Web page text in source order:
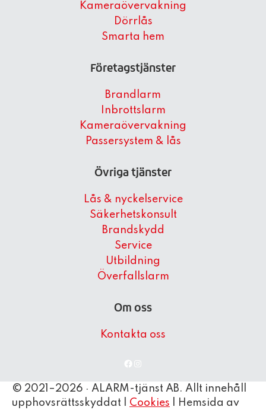
Kameraövervakning
Dörrlås
Smarta hem
Företagstjänster
Brandlarm
Inbrottslarm
Kameraövervakning
Passersystem & lås
Övriga tjänster
Lås & nyckelservice
Säkerhetskonsult
Brandskydd
Service
Utbildning
Överfallslarm
Om oss
Kontakta oss
Facebook Instagram
© 2021–2026 · ALARM-tjänst AB. Allt innehåll
upphovsrättsskyddat | Cookies | Hemsida av